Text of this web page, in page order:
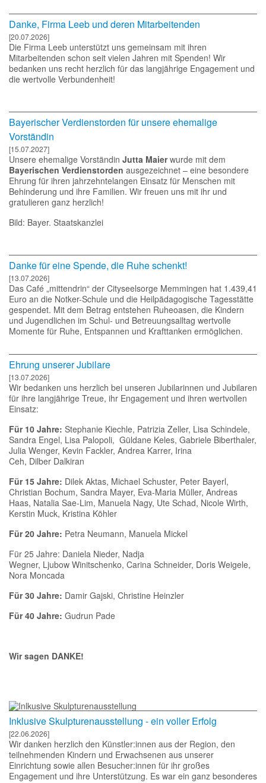
die wertvolle Verbundenheit!
Bayerischer Verdienstorden für unsere ehemalige
Vorständin
Bayerischen Verdienstordenausgezeichnet – eine besondere
Ehrung für ihren jahrzehntelangen Einsatz für Menschen mit
Behinderung und ihre Familien. Wir freuen uns mit ihr und
gratulieren ganz herzlich!
Bild: Bayer. Staatskanzlei
Danke für eine Spende, die Ruhe schenkt!
[13.07.2026]
Das Café „mittendrin“ der Cityseelsorge Memmingen hat 1.439,41
und Jugendlichen im Schul- und Betreuungsalltag wertvolle
Momente für Ruhe, Entspannen und Krafttanken ermöglichen.
Ehrung unserer Jubilare
[13.07.2026]
Wir bedanken uns herzlich bei unseren Jubilarinnen und Jubilaren
für ihre langjährige Treue, ihr Engagement und ihren wertvollen
Für 10 Jahre:Stephanie Kiechle, Patrizia Zeller, Lisa Schindele,
Sandra Engel, Lisa Palopoli, Güldane Keles, Gabriele Biberthaler,
Julia Wenger, Kevin Fackler, Andrea Karrer, Irina
Ceh, Dilber Dalkiran
Christian Bochum, Sandra Mayer, Eva-Maria Müller, Andreas
Haas, Natalia Sae-Lim, Manuela Nagy, Ute Schad, Nicole Wirth,
Kerstin Muck, Kristina Köhler
Für 25 Jahre: Daniela Nieder, Nadja
Wegner, Ljubow Winitschenko, Carina Schneider, Doris Weigele,
Nora Moncada
Für 30 Jahre: Damir Gajski, Christine Heinzler
Für 40 Jahre: Gudrun Pade
Wir sagenDANKE!
Inklusive Skulpturenausstellung - ein voller Erfolg
Einrichtung sowie allen Besucher:innen für ihr großes
Engagement und ihre Unterstützung. Es war ein ganz besonderes
Event!
weiter zumAktuelles & Presse Archiv